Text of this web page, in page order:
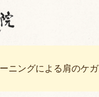
ーニングによる肩のケガ